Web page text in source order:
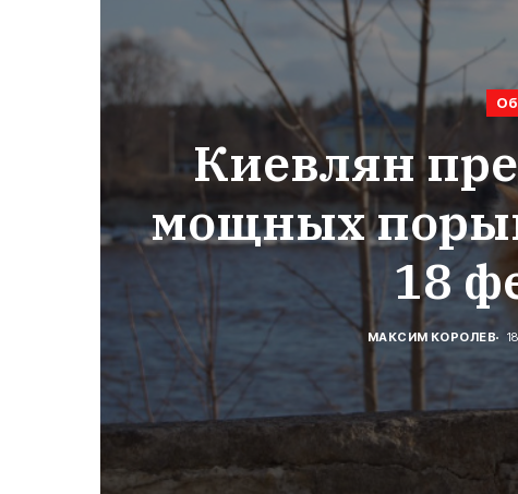
Киевлян
мощных
18
МАКСИМ КОРОЛЕВ